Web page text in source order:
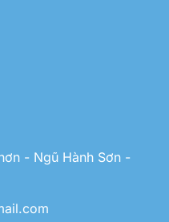
- Ngũ Hành Sơn -